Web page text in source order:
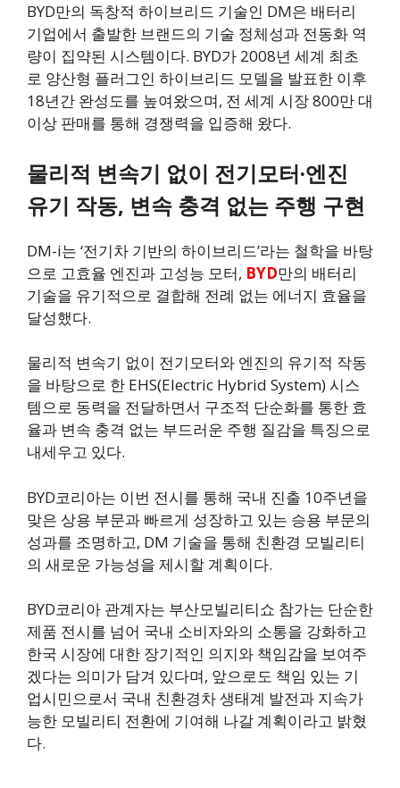
BYD만의 독창적 하이브리드 기술인 DM은 배터리
기업에서 출발한 브랜드의 기술 정체성과 전동화 역
량이 집약된 시스템이다. BYD가 2008년 세계 최초
로 양산형 플러그인 하이브리드 모델을 발표한 이후
18년간 완성도를 높여왔으며, 전 세계 시장 800만 대
이상 판매를 통해 경쟁력을 입증해 왔다.
물리적 변속기 없이 전기모터·엔진
유기 작동, 변속 충격 없는 주행 구현
DM-i는 ‘전기차 기반의 하이브리드’라는 철학을 바탕
으로 고효율 엔진과 고성능 모터, BYD만의 배터리
기술을 유기적으로 결합해 전례 없는 에너지 효율을
달성했다.
물리적 변속기 없이 전기모터와 엔진의 유기적 작동
을 바탕으로 한 EHS(Electric Hybrid System) 시스
템으로 동력을 전달하면서 구조적 단순화를 통한 효
율과 변속 충격 없는 부드러운 주행 질감을 특징으로
내세우고 있다.
BYD코리아는 이번 전시를 통해 국내 진출 10주년을
맞은 상용 부문과 빠르게 성장하고 있는 승용 부문의
성과를 조명하고, DM 기술을 통해 친환경 모빌리티
의 새로운 가능성을 제시할 계획이다.
BYD코리아 관계자는 부산모빌리티쇼 참가는 단순한
제품 전시를 넘어 국내 소비자와의 소통을 강화하고
한국 시장에 대한 장기적인 의지와 책임감을 보여주
겠다는 의미가 담겨 있다며, 앞으로도 책임 있는 기
업시민으로서 국내 친환경차 생태계 발전과 지속가
능한 모빌리티 전환에 기여해 나갈 계획이라고 밝혔
다.